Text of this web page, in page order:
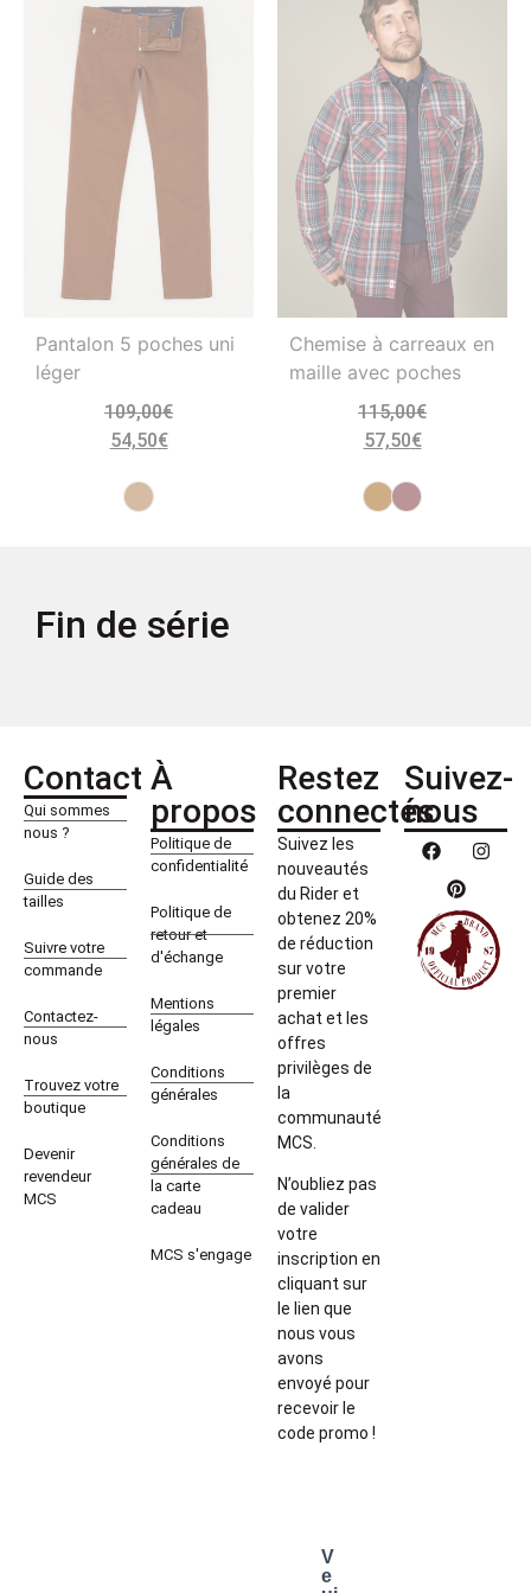
Pantalon 5 poches uni
léger
109,00€
54,50€
Chemise à carreaux en
maille avec poches
115,00€
57,50€
Fin de série
Contact
Qui sommes
nous ?
Guide des
tailles
Suivre votre
commande
Contactez-
nous
Trouvez votre
boutique
Devenir
revendeur
MCS
À
propos
Politique de
confidentialité
Politique de
retour et
d'échange
Mentions
légales
Conditions
générales
Conditions
générales de
la carte
cadeau
MCS s'engage
Restez
connectés
Suivez les
nouveautés
du Rider et
obtenez 20%
de réduction
sur votre
premier
achat et les
offres
privilèges de
la
communauté
MCS.
N’oubliez pas
de valider
votre
inscription en
cliquant sur
le lien que
nous vous
avons
envoyé pour
recevoir le
code promo !
V
e
Suivez-
nous